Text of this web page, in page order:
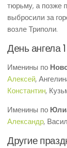
тюрьму, а позже
выбросили за
возле Триполи.
День ангела
Именины по
Алексей,
Константин,
Именины по
Александр,
Другие